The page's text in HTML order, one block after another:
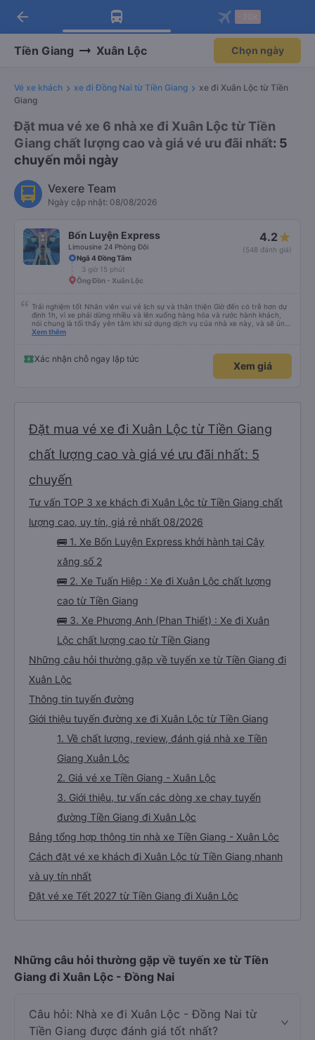
Tải app Vexere ngay!
Nhận ưu đãi thành viên độc
Mở app
Tải app Vexere
-30k/ghế khi đặt vé máy bay qua
Mở app
arrow_back
Tiền Giang Xuân Lộc Chọn ngày
Vé xe khách xe đi Đồng Nai từ Tiền Giang
xe đi Xuân Lộc từ Tiền
Giang
Đặt mua vé xe 6 nhà xe đi Xuân Lộc từ Tiền
Giang chất lượng cao và giá vé ưu đãi nhất: 5
chuyến mỗi ngày
Vexere Team
Ngày cập nhật: 08/08/2026
Bốn Luyện Express
Limousine 24 Phòng Đôi
4.2
(548 đánh giá)
Ngã 4 Đồng Tâm
3 giờ 15 phút
Ông Đồn - Xuân Lộc
Trải nghiệm tốt Nhân viên vui vẻ lịch sự và thân thiện Giờ đến có trễ hơn dự
định 1h, vì xe phải dừng nhiều và lên xuống hàng hóa và rước hành khách,
nói chung là tối thấy yên tâm khi sử dụng dịch vụ của nhà xe này, và sẽ ủng
hộ và giới thiệu cho người thân sử dụng dịch vụ của nhà xe này
Xem thêm
Xác nhận chỗ ngay lập tức
Xem giá
Đặt mua vé xe đi Xuân Lộc từ Tiền Giang
chất lượng cao và giá vé ưu đãi nhất: 5
chuyến
Tư vấn TOP 3 xe khách đi Xuân Lộc từ Tiền Giang chất
lượng cao, uy tín, giá rẻ nhất 08/2026
🚌 1. Xe Bốn Luyện Express khởi hành tại Cây
xăng số 2
🚌 2. Xe Tuấn Hiệp : Xe đi Xuân Lộc chất lượng
cao từ Tiền Giang
🚌 3. Xe Phương Anh (Phan Thiết) : Xe đi Xuân
Lộc chất lượng cao từ Tiền Giang
Những câu hỏi thường gặp về tuyến xe từ Tiền Giang đi
Xuân Lộc
Thông tin tuyến đường
Giới thiệu tuyến đường xe đi Xuân Lộc từ Tiền Giang
1. Về chất lượng, review, đánh giá nhà xe Tiền
Giang Xuân Lộc
2. Giá vé xe Tiền Giang - Xuân Lộc
3. Giới thiệu, tư vấn các dòng xe chạy tuyến
đường Tiền Giang đi Xuân Lộc
Bảng tổng hợp thông tin nhà xe Tiền Giang - Xuân Lộc
Cách đặt vé xe khách đi Xuân Lộc từ Tiền Giang nhanh
và uy tín nhất
Đặt vé xe Tết 2027 từ Tiền Giang đi Xuân Lộc
Những câu hỏi thường gặp về tuyến xe từ Tiền
Giang đi Xuân Lộc - Đồng Nai
Câu hỏi: Nhà xe đi Xuân Lộc - Đồng Nai từ
Tiền Giang được đánh giá tốt nhất?